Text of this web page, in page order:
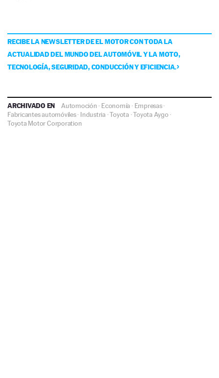
RECIBE LA NEWSLETTER DE EL MOTOR CON TODA LA
ACTUALIDAD DEL MUNDO DEL AUTOMÓVIL Y LA MOTO,
TECNOLOGÍA, SEGURIDAD, CONDUCCIÓN Y EFICIENCIA.
ARCHIVADO EN Automoción · Economía · Empresas·
Fabricantes automóviles· Industria·Toyota·Toyota Aygo ·
Toyota Motor Corporation